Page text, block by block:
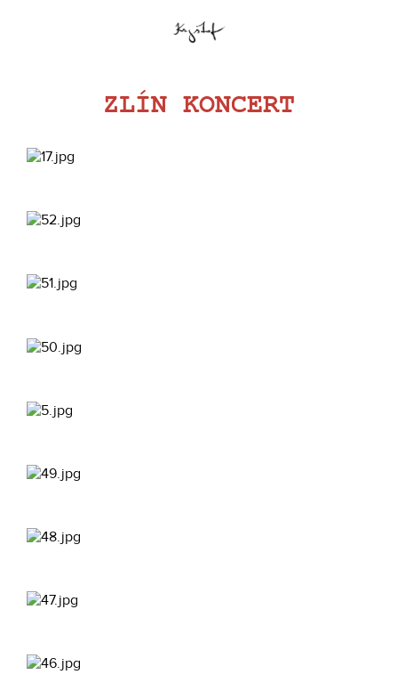
ZLÍN KONCERT